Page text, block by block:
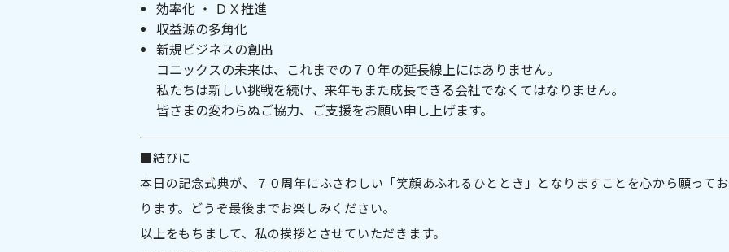
効率化 ・ ＤＸ推進
収益源の多角化
新規ビジネスの創出
コニックスの未来は、これまでの７０年の延長線上にはありません。
私たちは新しい挑戦を続け、来年もまた成長できる会社でなくてはなりません。
皆さまの変わらぬご協力、ご支援をお願い申し上げます。
■結びに
本日の記念式典が、７０周年にふさわしい「笑顔あふれるひととき」となりますことを心から願ってお
ります。どうぞ最後までお楽しみください。
以上をもちまして、私の挨拶とさせていただきます。